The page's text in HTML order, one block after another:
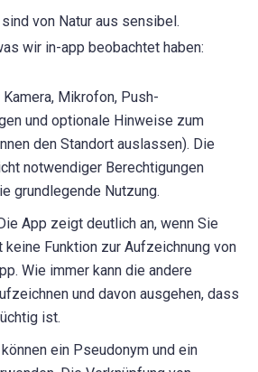
von Natur aus sensibel.
wir in-app beobachtet haben:
Kamera, Mikrofon, Push-
und optionale Hinweise zum
den Standort auslassen). Die
notwendiger Berechtigungen
grundlegende Nutzung.
App zeigt deutlich an, wenn Sie
keine Funktion zur Aufzeichnung von
Wie immer kann die andere
und davon ausgehen, dass
ist.
ein Pseudonym und ein